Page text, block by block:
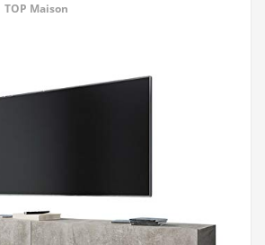
TOP Maison